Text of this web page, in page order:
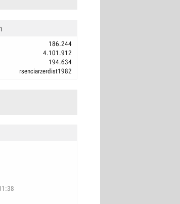
186.244
4.101.912
194.634
rsenciarzerdist1982